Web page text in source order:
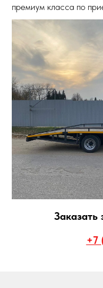
премиум класса по
Заказать
+7